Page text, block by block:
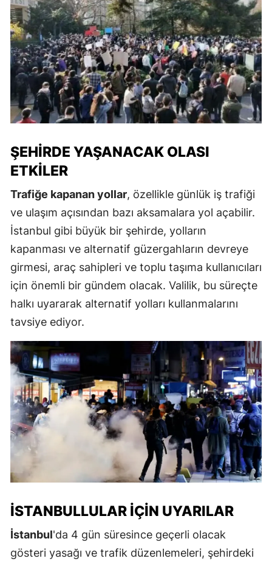
ŞEHIRDE YAŞANACAK OLASI
ETKILER
Trafiğe kapanan yollar, özellikle günlük iş trafiği
ve ulaşım açısından bazı aksamalara yol açabilir.
İstanbul gibi büyük bir şehirde, yolların
kapanması ve alternatif güzergahların devreye
girmesi, araç sahipleri ve toplu taşıma kullanıcıları
için önemli bir gündem olacak. Valilik, bu süreçte
halkı uyararak alternatif yolları kullanmalarını
tavsiye ediyor.
İSTANBULLULAR IÇIN UYARILAR
İstanbul'da 4 gün süresince geçerli olacak
gösteri yasağı ve trafik düzenlemeleri, şehirdeki